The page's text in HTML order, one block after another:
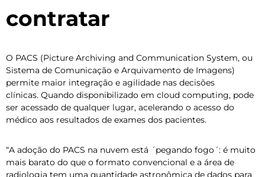
contratar
O PACS (Picture Archiving and Communication System, ou
Sistema de Comunicação e Arquivamento de Imagens)
permite maior integração e agilidade nas decisões
clínicas. Quando disponibilizado em cloud computing, pode
ser acessado de qualquer lugar, acelerando o acesso do
médico aos resultados de exames dos pacientes.
“A adoção do PACS na nuvem está ´pegando fogo´: é muito
mais barato do que o formato convencional e a área de
radiologia tem uma quantidade astronômica de dados para